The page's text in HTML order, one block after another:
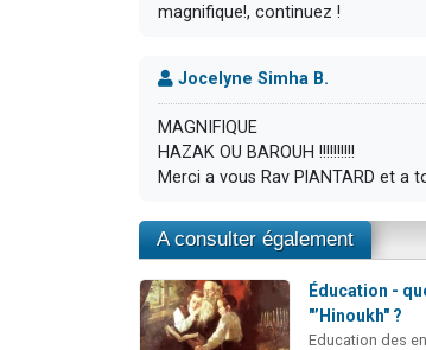
magnifique!, continuez !
Jocelyne Simha B.
MAGNIFIQUE
HAZAK OU BAROUH !!!!!!!!!!
Merci a vous Rav PlANTARD et a
A consulter également
Éducation -
"’Hinoukh" ?
Education des